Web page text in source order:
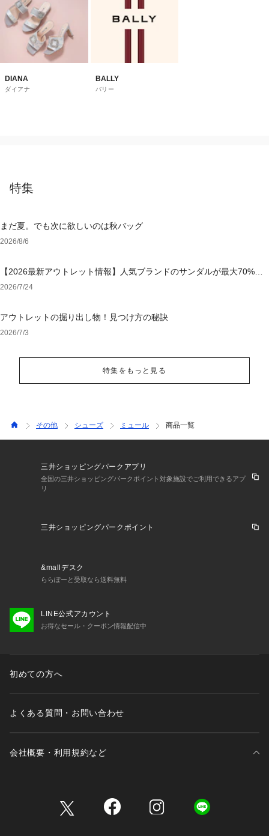
DIANA
ダイアナ
BALLY
バリー
特集
まだ夏。でも次に欲しいのは秋バッグ
2026/8/6
【2026最新アウトレット情報】人気ブランドのサンダルが最大70%OF
F！おすすめサンダル特集
2026/7/24
アウトレットの掘り出し物！見つけ方の秘訣
2026/7/3
特集をもっと見る
その他 シューズ ミュール 商品一覧
三井ショッピングパークアプリ
全国の三井ショッピングパークポイント対象施設でご利用できるアプ
リ
三井ショッピングパークポイント
&mallデスク
ららぽーと受取なら送料無料
LINE公式アカウント
お得なセール・クーポン情報配信中
初めての方へ
よくある質問・お問い合わせ
会社概要・利用規約など